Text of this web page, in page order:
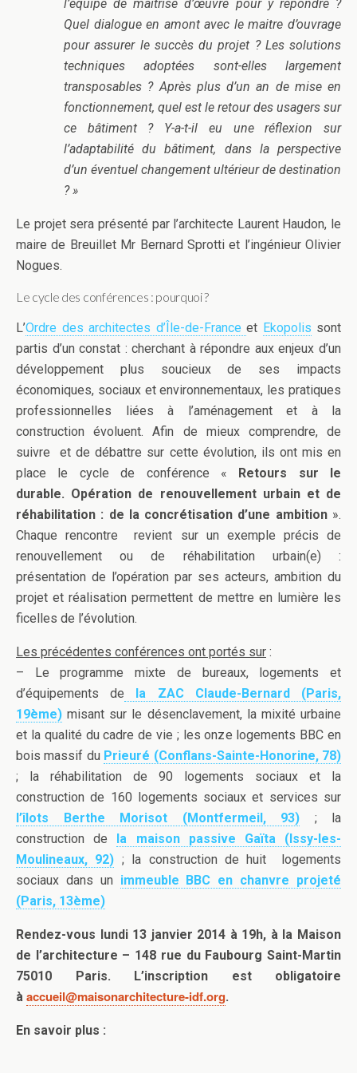
l’équipe de maitrise d’œuvre pour y répondre ?
Quel dialogue en amont avec le maitre d’ouvrage
pour assurer le succès du projet ? Les solutions
techniques adoptées sont-elles largement
transposables ? Après plus d’un an de mise en
fonctionnement, quel est le retour des usagers sur
ce bâtiment ? Y-a-t-il eu une réflexion sur
l’adaptabilité du bâtiment, dans la perspective
d’un éventuel changement ultérieur de destination
? »
Le projet sera présenté par l’architecte Laurent Haudon, le
maire de Breuillet Mr Bernard Sprotti et l’ingénieur Olivier
Nogues.
Le cycle des conférences : pourquoi ?
L’Ordre des architectes d’Île-de-France et Ekopolis sont
partis d’un constat : cherchant à répondre aux enjeux d’un
développement plus soucieux de ses impacts
économiques, sociaux et environnementaux, les pratiques
professionnelles liées à l’aménagement et à la
construction évoluent. Afin de mieux comprendre, de
suivre et de débattre sur cette évolution, ils ont mis en
place le cycle de conférence « Retours sur le
durable. Opération de renouvellement urbain et de
réhabilitation : de la concrétisation d’une ambition ».
Chaque rencontre revient sur un exemple précis de
renouvellement ou de réhabilitation urbain(e) :
présentation de l’opération par ses acteurs, ambition du
projet et réalisation permettent de mettre en lumière les
ficelles de l’évolution.
Les précédentes conférences ont portés sur :
– Le programme mixte de bureaux, logements et
d’équipements de la ZAC Claude-Bernard (Paris,
19ème) misant sur le désenclavement, la mixité urbaine
et la qualité du cadre de vie ; les onze logements BBC en
bois massif du Prieuré (Conflans-Sainte-Honorine, 78)
; la réhabilitation de 90 logements sociaux et la
construction de 160 logements sociaux et services sur
l’îlots Berthe Morisot (Montfermeil, 93) ; la
construction de la maison passive Gaïta (Issy-les-
Moulineaux, 92) ; la construction de huit logements
sociaux dans un immeuble BBC en chanvre projeté
(Paris, 13ème)
Rendez-vous lundi 13 janvier 2014 à 19h, à la Maison
de l’architecture – 148 rue du Faubourg Saint-Martin
75010 Paris. L’inscription est obligatoire
à accueil@maisonarchitecture-idf.org.
En savoir plus :